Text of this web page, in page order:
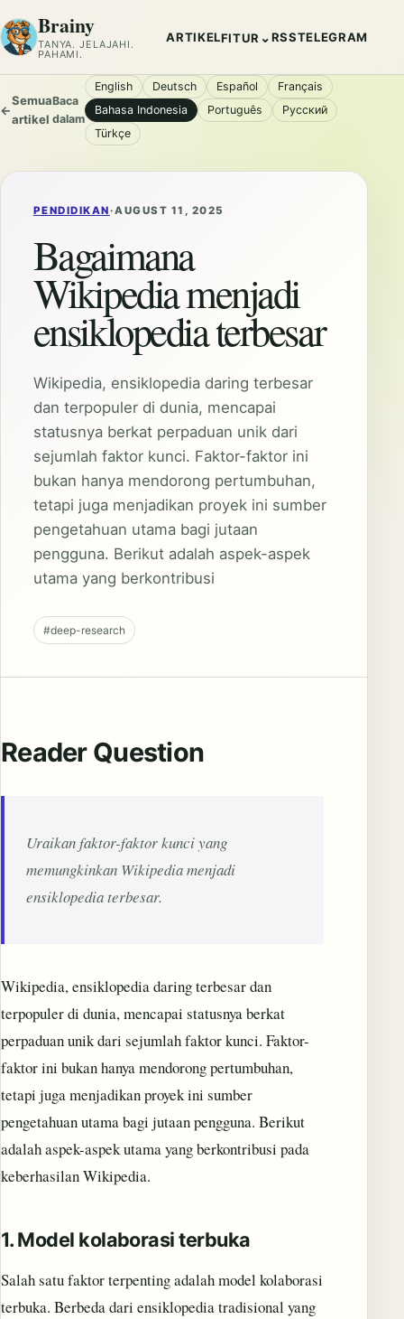
Brainy
TANYA. JELAJAHI.
PAHAMI.
ARTIKELFITUR ⌄RSSTELEGRAM
←
Semua
artikel
Baca
dalam
English Deutsch Español
Français
Bahasa Indonesia
Português
Русский
Türkçe
PENDIDIKAN·AUGUST 11, 2025
Bagaimana
Wikipedia menjadi
ensiklopedia terbesar
Wikipedia, ensiklopedia daring terbesar
dan terpopuler di dunia, mencapai
statusnya berkat perpaduan unik dari
sejumlah faktor kunci. Faktor-faktor ini
bukan hanya mendorong pertumbuhan,
tetapi juga menjadikan proyek ini sumber
pengetahuan utama bagi jutaan
pengguna. Berikut adalah aspek-aspek
utama yang berkontribusi
#deep-research
Reader Question
Uraikan faktor-faktor kunci yang
memungkinkan Wikipedia menjadi
ensiklopedia terbesar.
Wikipedia, ensiklopedia daring terbesar dan
terpopuler di dunia, mencapai statusnya berkat
perpaduan unik dari sejumlah faktor kunci. Faktor-
faktor ini bukan hanya mendorong pertumbuhan,
tetapi juga menjadikan proyek ini sumber
pengetahuan utama bagi jutaan pengguna. Berikut
adalah aspek-aspek utama yang berkontribusi pada
keberhasilan Wikipedia.
1.Model kolaborasi terbuka
Salah satu faktor terpenting adalah model kolaborasi
terbuka. Berbeda dari ensiklopedia tradisional yang